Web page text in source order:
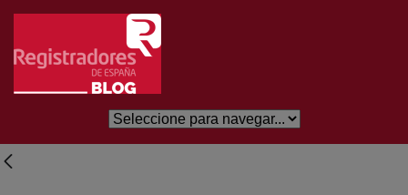
Salta al contingut principal